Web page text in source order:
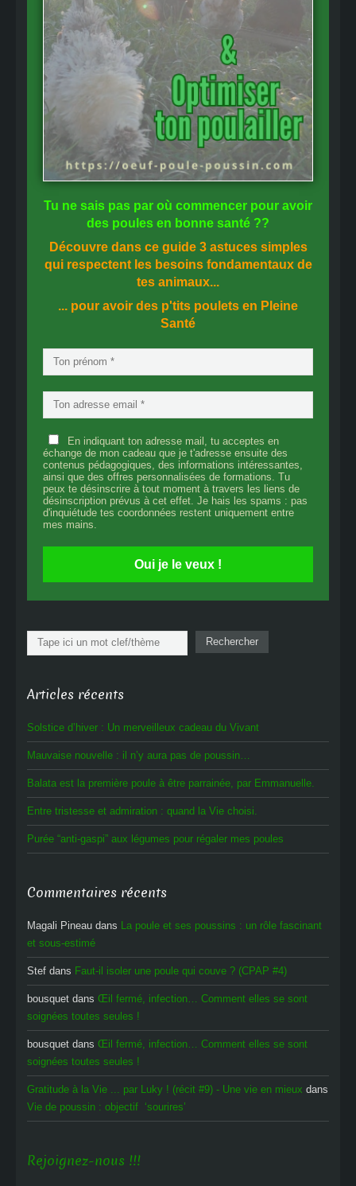
Tu ne sais pas par où commencer pour avoir
des poules en bonne santé ??
Découvre dans ce guide 3 astuces simples
qui respectent les besoins fondamentaux de
tes animaux...
... pour avoir des p'tits poulets en Pleine
Santé
En indiquant ton adresse mail, tu acceptes en
échange de mon cadeau que je t'adresse ensuite des
contenus pédagogiques, des informations intéressantes,
ainsi que des offres personnalisées de formations. Tu
peux te désinscrire à tout moment à travers les liens de
désinscription prévus à cet effet. Je hais les spams : pas
d'inquiétude tes coordonnées restent uniquement entre
mes mains.
Oui je le veux !
Rechercher Rechercher
Articles récents
Solstice d’hiver : Un merveilleux cadeau du Vivant
Mauvaise nouvelle : il n’y aura pas de poussin…
Balata est la première poule à être parrainée, par Emmanuelle.
Entre tristesse et admiration : quand la Vie choisi.
Purée “anti-gaspi” aux légumes pour régaler mes poules
Commentaires récents
Magali Pineau dans La poule et ses poussins : un rôle fascinant
et sous-estimé
Stef dans Faut-il isoler une poule qui couve ? (CPAP #4)
bousquet dans Œil fermé, infection… Comment elles se sont
soignées toutes seules !
bousquet dans Œil fermé, infection… Comment elles se sont
soignées toutes seules !
Gratitude à la Vie ... par Luky ! (récit #9) - Une vie en mieux dans
Vie de poussin : objectif ‘sourires’
Rejoignez-nous !!!